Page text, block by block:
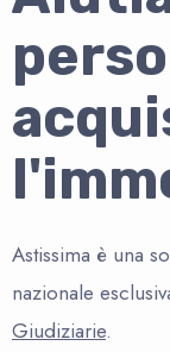
Astissima è una
nazionale
Giudiziarie.